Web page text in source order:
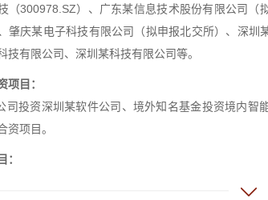
（300978.SZ）、广东某信息技术股份有限公司（
肇庆某电子科技有限公司（拟申报北交所）、深圳
技有限公司、深圳某科技有限公司等。
项目：
司投资深圳某软件公司、境外知名基金投资境内智
资项目。
：